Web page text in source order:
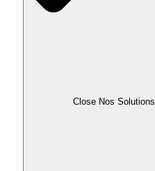
Close Nos Solutions